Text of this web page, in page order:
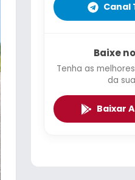
Canal
Baixe
Tenha as
da
Baixar